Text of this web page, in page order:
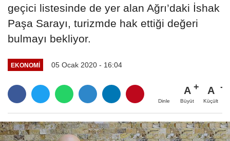
geçici listesinde de yer alan Ağrı’daki İshak
Paşa Sarayı, turizmde hak ettiği değeri
bulmayı bekliyor.
EKONOMI 05 Ocak 2020 - 16:04
Dinle
A
Büyüt
A
Küçült